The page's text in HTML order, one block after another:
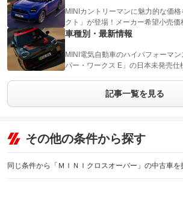
MINIカントリーマンに魅力的な価
クト」が登場！メーカー希望小売
車種別・最新情報
MINI電気自動車のハイパフォーマ
パー・ワークス E」の日本未発売
記事一覧を見る
その他の条件から探す
同じ条件から「ＭＩＮＩクロスオーバー」の中古車を